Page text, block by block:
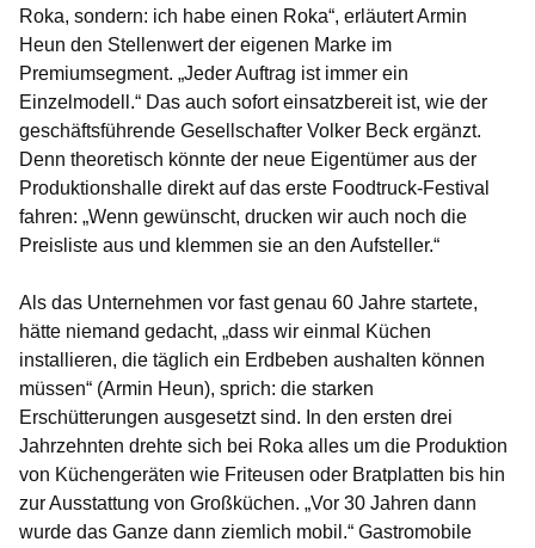
Roka, sondern: ich habe einen Roka“, erläutert Armin
Heun den Stellenwert der eigenen Marke im
Premiumsegment. „Jeder Auftrag ist immer ein
Einzelmodell.“ Das auch sofort einsatzbereit ist, wie der
geschäftsführende Gesellschafter Volker Beck ergänzt.
Denn theoretisch könnte der neue Eigentümer aus der
Produktionshalle direkt auf das erste Foodtruck-Festival
fahren: „Wenn gewünscht, drucken wir auch noch die
Preisliste aus und klemmen sie an den Aufsteller.“
Als das Unternehmen vor fast genau 60 Jahre startete,
hätte niemand gedacht, „dass wir einmal Küchen
installieren, die täglich ein Erdbeben aushalten können
müssen“ (Armin Heun), sprich: die starken
Erschütterungen ausgesetzt sind. In den ersten drei
Jahrzehnten drehte sich bei Roka alles um die Produktion
von Küchengeräten wie Friteusen oder Bratplatten bis hin
zur Ausstattung von Großküchen. „Vor 30 Jahren dann
wurde das Ganze dann ziemlich mobil.“ Gastromobile